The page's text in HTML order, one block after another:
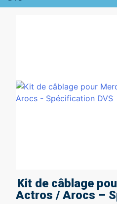
Kit de câblage
Actros / Arocs –